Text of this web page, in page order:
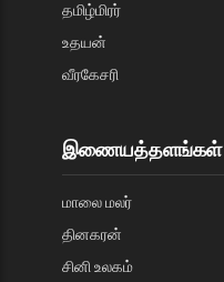
தமிழ்மிரர்
உதயன்
வீரகேசரி
இணையத்தளங்கள்
மாலை மலர்
தினகரன்
சினி உலகம்